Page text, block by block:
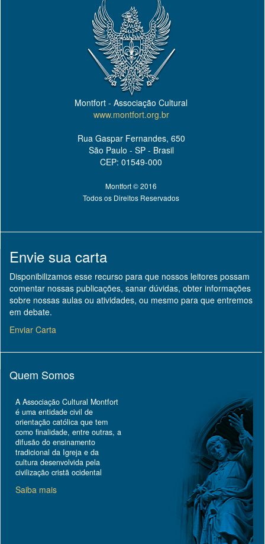
Montfort - Associação Cultural
www.montfort.org.br
Rua Gaspar Fernandes, 650
São Paulo - SP - Brasil
CEP: 01549-000
Montfort © 2016
Todos os Direitos Reservados
Envie sua carta
Disponibilizamos esse recurso para que nossos leitores possam
comentar nossas publicações, sanar dúvidas, obter informações
sobre nossas aulas ou atividades, ou mesmo para que entremos
em debate.
Enviar Carta
Quem Somos
A Associação Cultural Montfort
é uma entidade civil de
orientação católica que tem
como finalidade, entre outras, a
difusão do ensinamento
tradicional da Igreja e da
cultura desenvolvida pela
civilização cristã ocidental
Saiba mais